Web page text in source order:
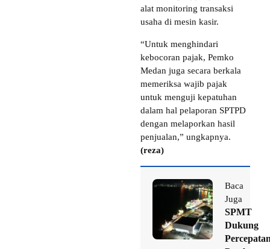
alat monitoring transaksi
usaha di mesin kasir.
“Untuk menghindari
kebocoran pajak, Pemko
Medan juga secara berkala
memeriksa wajib pajak
untuk menguji kepatuhan
dalam hal pelaporan SPTPD
dengan melaporkan hasil
penjualan,” ungkapnya.
(reza)
Baca
Juga
SPMT
Dukung